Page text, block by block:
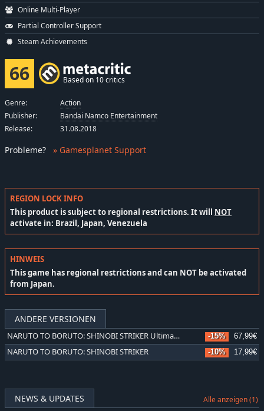
REGION LOCK INFO
This product is subject to regional restrictions. It will NOT
activate in: Brazil, Japan, Venezuela
HINWEIS
This game has regional restrictions and can NOT be activated
from Japan.
ANDERE VERSIONEN
NARUTO TO BORUTO: SHINOBI STRIKER Ultimate Edition -15% 67,99€
NARUTO TO BORUTO: SHINOBI STRIKER -10% 17,99€
NEWS & UPDATES Alle anzeigen (1)
Online Multi-Player
Partial Controller Support
Steam Achievements
66 Based on 10 critics
Genre:
Action
Publisher:
Bandai Namco Entertainment
Release:
31.08.2018
Probleme? » Gamesplanet Support